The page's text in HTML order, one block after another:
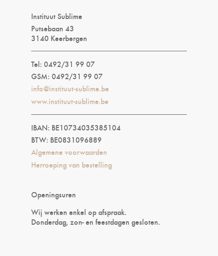
Instituut Sublime
Putsebaan 43
3140 Keerbergen
Tel: 0492/31 99 07
GSM: 0492/31 99 07
info@instituut-sublime.be
www.instituut-sublime.be
IBAN: BE10734035385104
BTW: BE0831096889
Algemene voorwaarden
Herroeping van bestelling
Openingsuren
Wij werken enkel op afspraak.
Donderdag, zon- en feestdagen gesloten.